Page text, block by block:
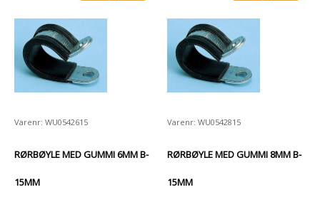
Varenr: WU0542615
RØRBØYLE MED GUMMI 6MM B-
15MM
Varenr: WU0542815
RØRBØYLE MED GUMMI 8MM B-
15MM